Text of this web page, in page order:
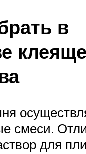
в
смеси.
для